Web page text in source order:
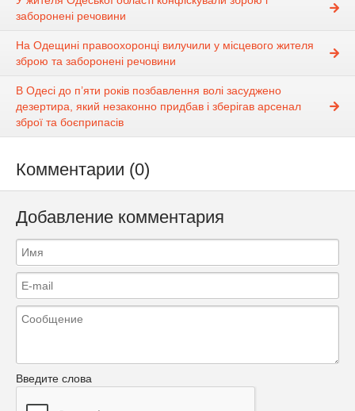
заборонені речовини
На Одещині правоохоронці вилучили у місцевого жителя
зброю та заборонені речовини
В Одесі до п’яти років позбавлення волі засуджено
дезертира, який незаконно придбав і зберігав арсенал
зброї та боєприпасів
Комментарии (0)
Добавление комментария
Введите слова